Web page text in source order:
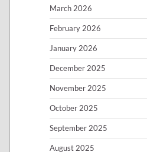
March 2026
February 2026
January 2026
December 2025
November 2025
October 2025
September 2025
August 2025